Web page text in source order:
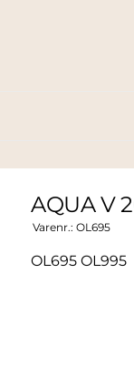
AQUA V
Varenr.: OL695
OL695 OL995